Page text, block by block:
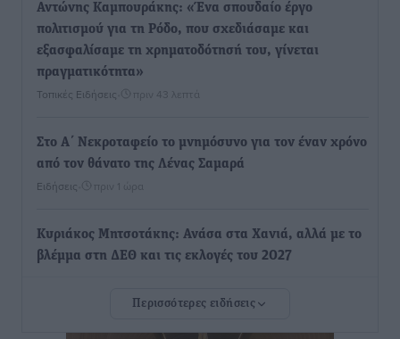
Αντώνης Καμπουράκης: «Ένα σπουδαίο έργο
πολιτισμού για τη Ρόδο, που σχεδιάσαμε και
εξασφαλίσαμε τη χρηματοδότησή του, γίνεται
πραγματικότητα»
Τοπικές Ειδήσεις πριν 43 λεπτά
Στο Α΄ Νεκροταφείο το μνημόσυνο για τον έναν χρόνο
από τον θάνατο της Λένας Σαμαρά
Ειδήσεις πριν 1 ώρα
Κυριάκος Μητσοτάκης: Ανάσα στα Χανιά, αλλά με το
βλέμμα στη ΔΕΘ και τις εκλογές του 2027
Περισσότερες ειδήσεις